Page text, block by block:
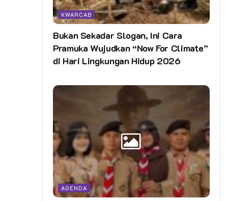
KWARCAB
Bukan Sekadar Slogan, Ini Cara
Pramuka Wujudkan “Now For Climate”
di Hari Lingkungan Hidup 2026
AGENDA